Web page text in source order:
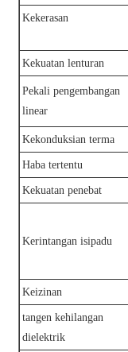
Kekerasan
Kekuatan lenturan
Pekali pengembangan
linear
Kekonduksian terma
Haba tertentu
Kekuatan penebat
Kerintangan isipadu
Keizinan
tangen kehilangan
dielektrik